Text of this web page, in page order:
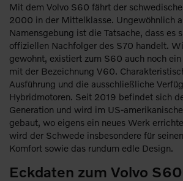
Mit dem Volvo S60 fährt der
2000 in der Mittelklasse. Ungewöhnlich
Namensgebung ist die Tatsache, dass es
offiziellen Nachfolger des S70 handelt.
gewohnt, existiert zum S60 auch noch
mit der Bezeichnung V60.
Ausführung und die ausschließliche
Hybridmotoren. Seit 2019 befindet sich
Generation und wird im US-
gebaut, wo eigens ein neues Werk
wird der Schwede insbesondere für
Komfort sowie das rundum edle Design.
Eckdaten zum Volvo S60